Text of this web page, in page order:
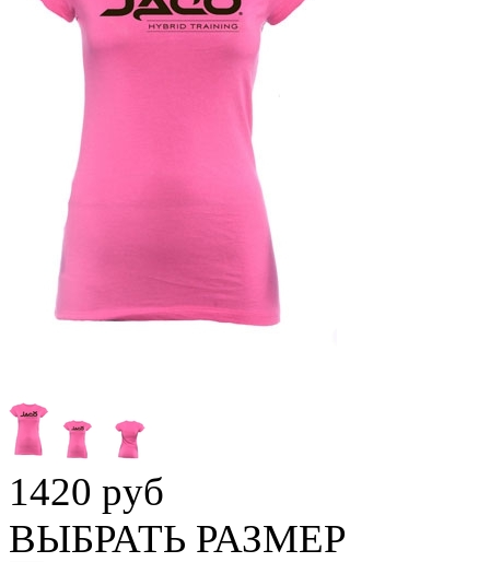
1420 руб
ВЫБРАТЬ РАЗМЕР